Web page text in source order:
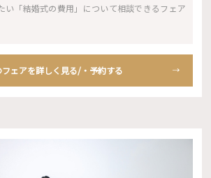
い「結婚式の費用」について相談できるフェア
フェアを詳しく見る/・予約する